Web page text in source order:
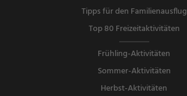
Tipps für den Familienausflug
Top 80 Freizeitaktivitäten
Frühling-Aktivitäten
Sommer-Aktivitäten
Herbst-Aktivitäten